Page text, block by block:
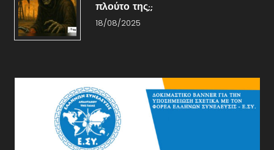
πλούτο της;;
18/08/2025